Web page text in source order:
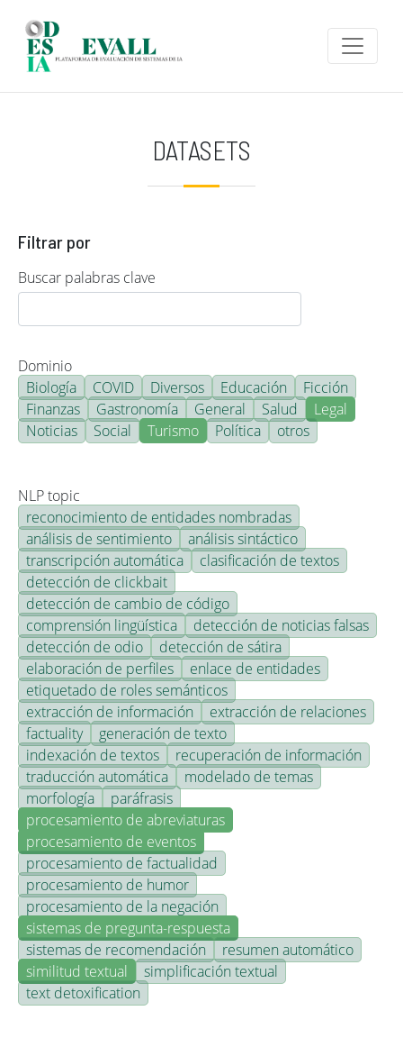
DATASETS
Filtrar por
Buscar palabras clave
Dominio
Biología
COVID Diversos Educación
Ficción
Finanzas
Gastronomía General Salud
Legal
Noticias
Social Turismo Política otros
NLP topic
reconocimiento de entidades nombradas
análisis de sentimiento
análisis sintáctico
transcripción automática
clasificación de textos
detección de clickbait
detección de cambio de código
comprensión lingüística
detección de noticias falsas
detección de odio
detección de sátira
elaboración de perfiles
enlace de entidades
etiquetado de roles semánticos
extracción de información
extracción de relaciones
factuality
generación de texto
indexación de textos
recuperación de información
traducción automática
modelado de temas
morfología
paráfrasis
procesamiento de abreviaturas
procesamiento de eventos
procesamiento de factualidad
procesamiento de humor
procesamiento de la negación
sistemas de pregunta-respuesta
sistemas de recomendación
resumen automático
similitud textual
simplificación textual
text detoxification